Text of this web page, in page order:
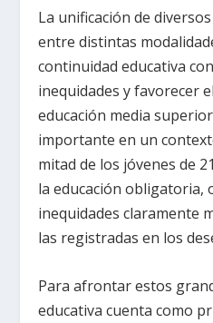
La unificación de
entre distintas
continuidad educativa
inequidades y favorecer
educación media
importante en un
mitad de los jóvenes de
la educación obligatoria,
inequidades claramente
las registradas en los
Para afrontar estos
educativa cuenta como